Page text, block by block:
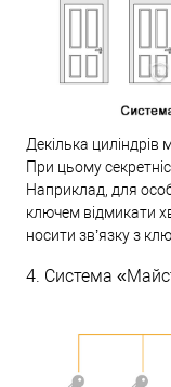
Декілька
При цьому
Наприклад, для
ключем відмикати
носити зв’язку з
4. Система